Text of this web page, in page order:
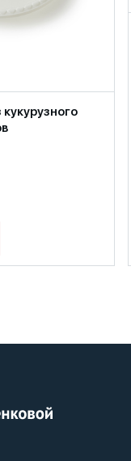
кукурузного